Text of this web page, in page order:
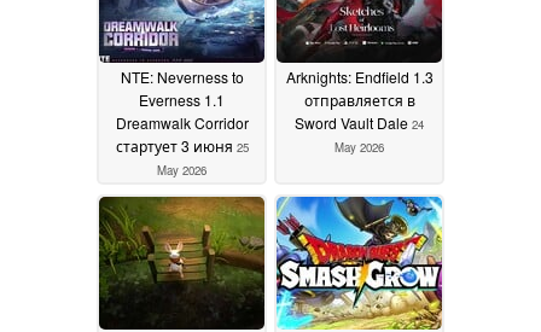
NTE: Neverness to
Everness 1.1
Dreamwalk Corridor
стартует 3 июня 25
May 2026
Arknights: Endfield 1.3
отправляется в
Sword Vault Dale 24
May 2026